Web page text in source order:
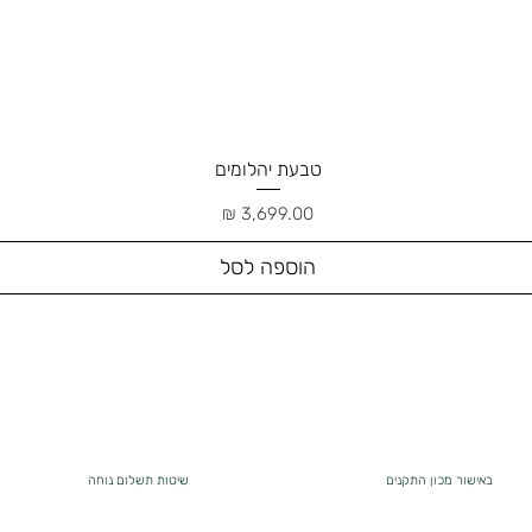
תצוגה מהירה
טבעת יהלומים
מחיר
הוספה לסל
שיטות תשלום נוחה באישור מכון התקנים